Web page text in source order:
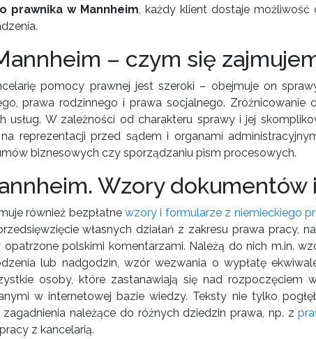
prawnika w Mannheim, każdy klient dostaje możliwość
– czym się
pomocy prawnej jest szeroki – obejmuje on
prawa rodzinnego i prawa socjalnego.
usług. W zależności od charakteru sprawy i jej
reprezentacji przed sądem i organami
biznesowych czy sporządzaniu pism procesowych.
Wzory dokumentów
również bezpłatne wzory i formularze z niemieckiego
własnych działań z zakresu prawa pracy,
polskimi komentarzami. Należą do nich m.in.
lub nadgodzin, wzór wezwania o wypłatę
osoby, które zastanawiają się nad rozpoczęciem
w internetowej bazie wiedzy. Teksty nie tylko
należące do różnych dziedzin prawa, np. z
z kancelarią.